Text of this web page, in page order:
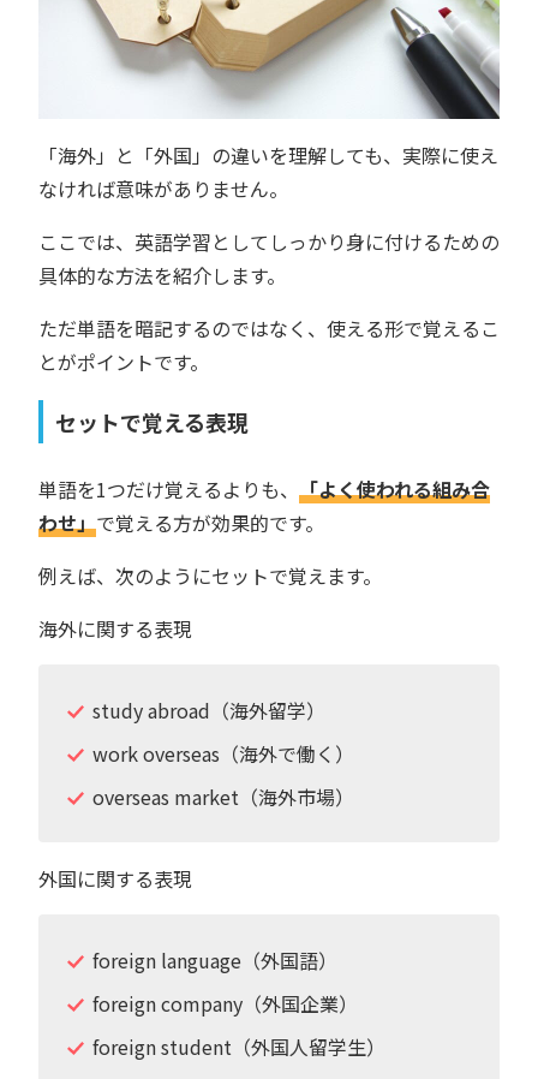
「海外」と「外国」の違いを理解しても、実際に使え
なければ意味がありません。
ここでは、英語学習としてしっかり身に付けるための
具体的な方法を紹介します。
ただ単語を暗記するのではなく、使える形で覚えるこ
とがポイントです。
セットで覚える表現
単語を1つだけ覚えるよりも、 「よく使われる組み合
わせ」で覚える方が効果的です。
例えば、次のようにセットで覚えます。
海外に関する表現
study abroad（海外留学）
work overseas（海外で働く）
overseas market（海外市場）
外国に関する表現
foreign language（外国語）
foreign company（外国企業）
foreign student（外国人留学生）